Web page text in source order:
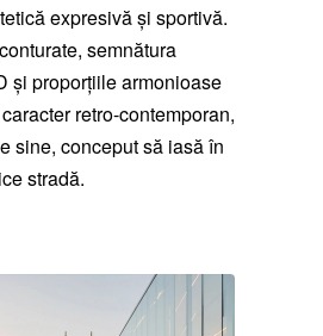
expresivă și sportivă.
semnătura
și proporțiile armonioase
retro-contemporan,
sine, conceput să iasă în
stradă.